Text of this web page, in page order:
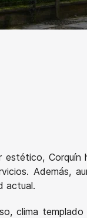
estético,
Además,
actual.
clima